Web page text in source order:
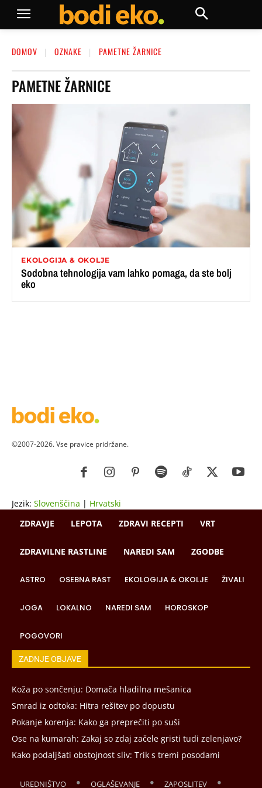
DOMOV OZNAKE PAMETNE ŽARNICE
PAMETNE ŽARNICE
EKOLOGIJA & OKOLJE
Sodobna tehnologija vam lahko pomaga, da ste bolj
eko
©2007-2026. Vse pravice pridržane.
Jezik: Slovenščina | Hrvatski
ZDRAVJE
LEPOTA ZDRAVI RECEPTI VRT
ZDRAVILNE RASTLINE NAREDI SAM ZGODBE
ASTRO OSEBNA RAST EKOLOGIJA & OKOLJE ŽIVALI
JOGA LOKALNO NAREDI SAM HOROSKOP
POGOVORI
ZADNJE OBJAVE
Koža po sončenju: Domača hladilna mešanica
Smrad iz odtoka: Hitra rešitev po dopustu
Pokanje korenja: Kako ga preprečiti po suši
Ose na kumarah: Zakaj so zdaj začele gristi tudi zelenjavo?
Kako podaljšati obstojnost sliv: Trik s tremi posodami
UREDNIŠTVO OGLAŠEVANJE ZAPOSLITEV